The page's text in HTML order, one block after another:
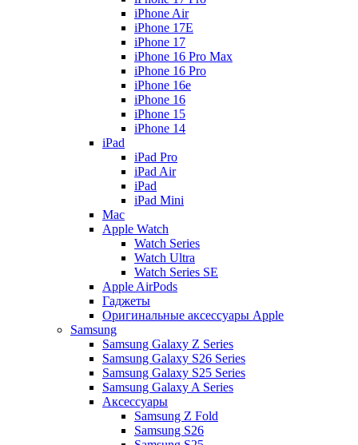
iPhone Air
iPhone 17E
iPhone 17
iPhone 16 Pro Max
iPhone 16 Pro
iPhone 16e
iPhone 16
iPhone 15
iPhone 14
iPad
iPad Pro
iPad Air
iPad
iPad Mini
Mac
Apple Watch
Watch Series
Watch Ultra
Watch Series SE
Apple AirPods
Гаджеты
Оригинальные аксессуары Apple
Samsung
Samsung Galaxy Z Series
Samsung Galaxy S26 Series
Samsung Galaxy S25 Series
Samsung Galaxy A Series
Аксессуары
Samsung Z Fold
Samsung S26